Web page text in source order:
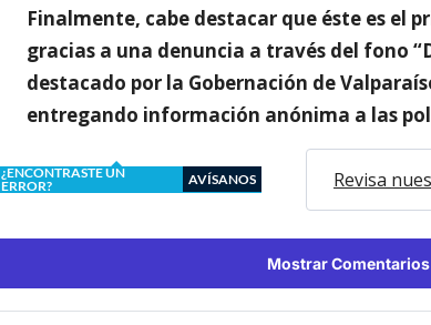
Finalmente, cabe destacar que éste es el
gracias a una denuncia a través del fono
destacado por la Gobernación de
entregando información anónima a las
¿ENCONTRASTE UN
ERROR?
AVÍSANOS Revisa
Mostrar Comentarios